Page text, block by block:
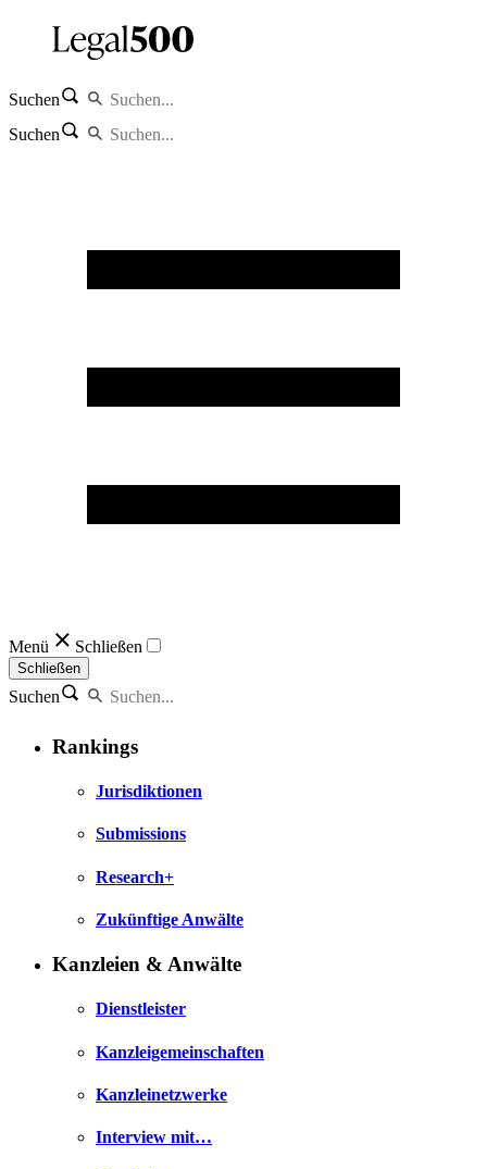
Suchen
Suchen
Menü Schließen
Schließen
Suchen
Rankings
Jurisdiktionen
Submissions
Research+
Zukünftige Anwälte
Kanzleien & Anwälte
Dienstleister
Kanzleigemeinschaften
Kanzleinetzwerke
Interview mit…